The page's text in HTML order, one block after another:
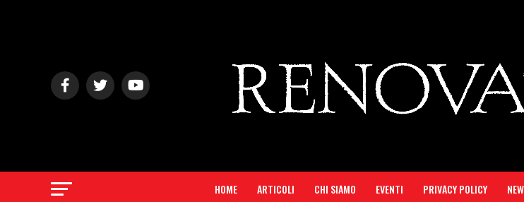
HOME ARTICOLI CHI SIAMO EVENTI PRIVACY POLICY